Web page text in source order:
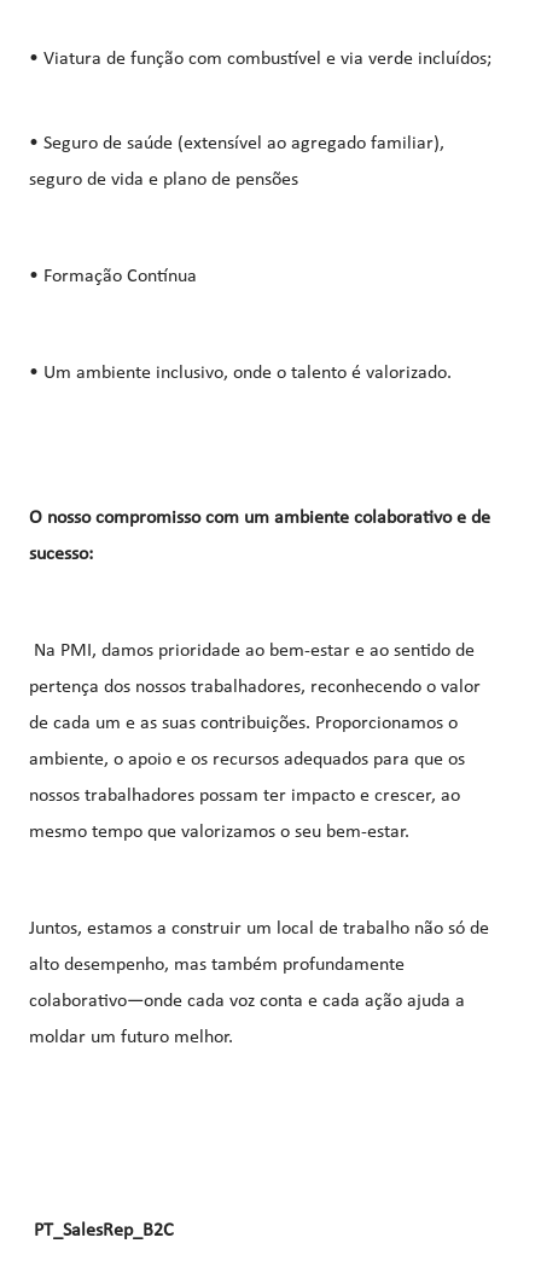
• Viatura de função com combustível e via verde incluídos;
• Seguro de saúde (extensível ao agregado familiar),
seguro de vida e plano de pensões
• Formação Contínua
• Um ambiente inclusivo, onde o talento é valorizado.
O nosso compromisso com um ambiente colaborativo e de
sucesso:
Na PMI, damos prioridade ao bem-estar e ao sentido de
pertença dos nossos trabalhadores, reconhecendo o valor
de cada um e as suas contribuições. Proporcionamos o
ambiente, o apoio e os recursos adequados para que os
nossos trabalhadores possam ter impacto e crescer, ao
mesmo tempo que valorizamos o seu bem-estar.
Juntos, estamos a construir um local de trabalho não só de
alto desempenho, mas também profundamente
colaborativo—onde cada voz conta e cada ação ajuda a
moldar um futuro melhor.
PT_SalesRep_B2C